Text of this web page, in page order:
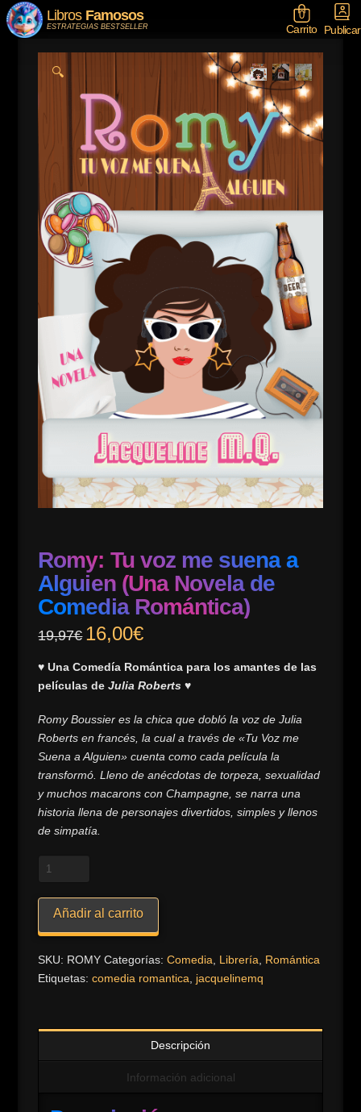
Libros Famosos
ESTRATEGIAS BESTSELLER
0
Carrito Publicar
🔍
Romy: Tu voz me suena a
Alguien (Una Novela de
Comedia Romántica)
19,97€ El
precio
era:
19,97€.
16,00€El
precio
es:
16,00€.
♥ Una Comedía Romántica para los amantes de las
películas deJulia Roberts♥
Romy Boussier es la chica que dobló la voz de Julia
Roberts en francés, la cual a través de «Tu Voz me
Suena a Alguien» cuenta como cada película la
transformó. Lleno de anécdotas de torpeza, sexualidad
y muchos macarons con Champagne, se narra una
historia llena de personajes divertidos, simples y llenos
de simpatía.
Romy:
voz
me
suena
a
Alguien
de
Añadir al carrito
SKU: ROMY Categorías:Comedia, Librería, Romántica
Etiquetas:comedia romantica, jacquelinemq
Descripción
Información adicional